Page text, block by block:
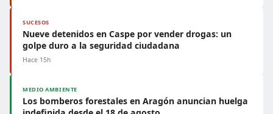
SUCESOS
Nueve detenidos en Caspe por vender drogas: un
golpe duro a la seguridad ciudadana
Hace 15h
MEDIO AMBIENTE
Los bomberos forestales en Aragón anuncian huelga